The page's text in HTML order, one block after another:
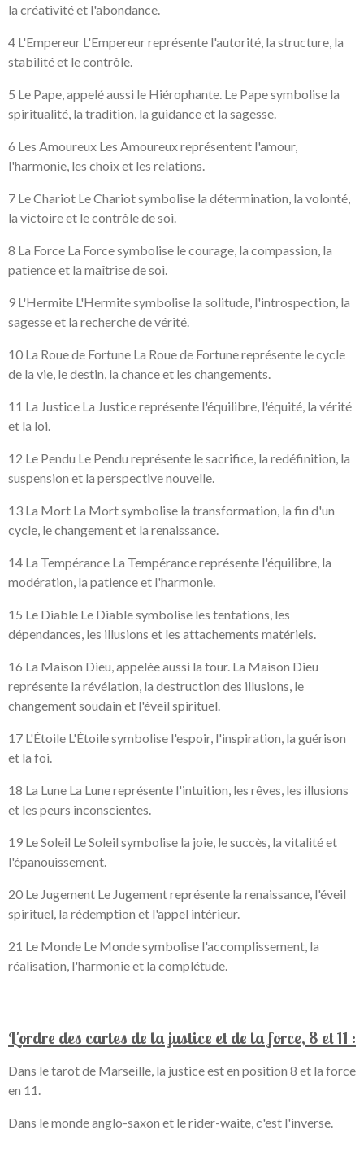
la créativité et l'abondance.
4 L'Empereur L'Empereur représente l'autorité, la structure, la
stabilité et le contrôle.
5 Le Pape, appelé aussi le Hiérophante. Le Pape symbolise la
spiritualité, la tradition, la guidance et la sagesse.
6 Les Amoureux Les Amoureux représentent l'amour,
l'harmonie, les choix et les relations.
7 Le Chariot Le Chariot symbolise la détermination, la volonté,
la victoire et le contrôle de soi.
8 La Force La Force symbolise le courage, la compassion, la
patience et la maîtrise de soi.
9 L'Hermite L'Hermite symbolise la solitude, l'introspection, la
sagesse et la recherche de vérité.
10 La Roue de Fortune La Roue de Fortune représente le cycle
de la vie, le destin, la chance et les changements.
11 La Justice La Justice représente l'équilibre, l'équité, la vérité
et la loi.
12 Le Pendu Le Pendu représente le sacrifice, la redéfinition, la
suspension et la perspective nouvelle.
13 La Mort La Mort symbolise la transformation, la fin d'un
cycle, le changement et la renaissance.
14 La Tempérance La Tempérance représente l'équilibre, la
modération, la patience et l'harmonie.
15 Le Diable Le Diable symbolise les tentations, les
dépendances, les illusions et les attachements matériels.
16 La Maison Dieu, appelée aussi la tour. La Maison Dieu
représente la révélation, la destruction des illusions, le
changement soudain et l'éveil spirituel.
17 L'Étoile L'Étoile symbolise l'espoir, l'inspiration, la guérison
et la foi.
18 La Lune La Lune représente l'intuition, les rêves, les illusions
et les peurs inconscientes.
19 Le Soleil Le Soleil symbolise la joie, le succès, la vitalité et
l'épanouissement.
20 Le Jugement Le Jugement représente la renaissance, l'éveil
spirituel, la rédemption et l'appel intérieur.
21 Le Monde Le Monde symbolise l'accomplissement, la
réalisation, l'harmonie et la complétude.
L'ordre des cartes de la justice et de la force, 8 et 11 :
Dans le tarot de Marseille, la justice est en position 8 et la force
en 11.
Dans le monde anglo-saxon et le rider-waite, c'est l'inverse.